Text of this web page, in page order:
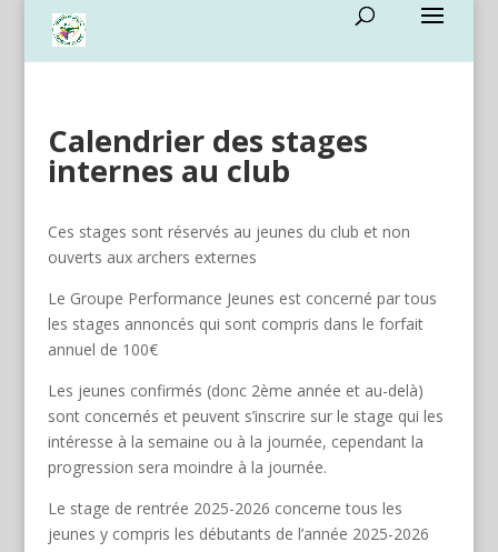
Calendrier des stages
internes au club
Ces stages sont réservés au jeunes du club et non
ouverts aux archers externes
Le Groupe Performance Jeunes est concerné par tous
les stages annoncés qui sont compris dans le forfait
annuel de 100€
Les jeunes confirmés (donc 2ème année et au-delà)
sont concernés et peuvent s’inscrire sur le stage qui les
intéresse à la semaine ou à la journée, cependant la
progression sera moindre à la journée.
Le stage de rentrée 2025-2026 concerne tous les
jeunes y compris les débutants de l’année 2025-2026